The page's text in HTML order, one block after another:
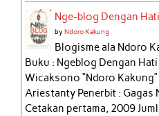
Nge-blog Dengan Hati
byNdoro Kakung
Blogisme ala Ndoro
Buku : Ngeblog Dengan Hati
Wicaksono “Ndoro
Ariestanty Penerbit : Gagas
Cetakan pertama, 2009